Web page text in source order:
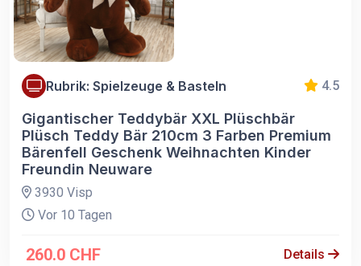
Rubrik: Spielzeuge & Basteln 4.5
Gigantischer Teddybär XXL Plüschbär
Plüsch Teddy Bär 210cm 3 Farben Premium
Bärenfell Geschenk Weihnachten Kinder
Freundin Neuware
3930 Visp
Vor 10 Tagen
260.0 CHF Details